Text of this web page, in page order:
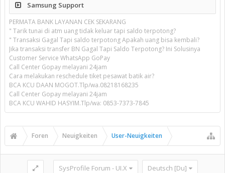
Samsung Support
PERMATA BANK LAYANAN CEK SEKARANG
" Tarik tunai di atm uang tidak keluar tapi saldo terpotong?
" Transaksi Gagal Tapi saldo terpotong Apakah uang bisa kembali?
Jika transaksi transfer BN Gagal Tapi Saldo Terpotong? Ini Solusinya
Customer Service WhatsApp GoPay
Call Center Gopay melayani 24jam
Cara melakukan reschedule tiket pesawat batik air?
BCA KCU DAAN MOGOT.Tlp/wa.08218168235
Call Center Gopay melayani 24jam
BCA KCU WAHID HASYIM.Tlp/wa: 0853-7373-7845
Foren Neuigkeiten User-Neuigkeiten
SysProfile Forum - UI.X Deutsch [Du]